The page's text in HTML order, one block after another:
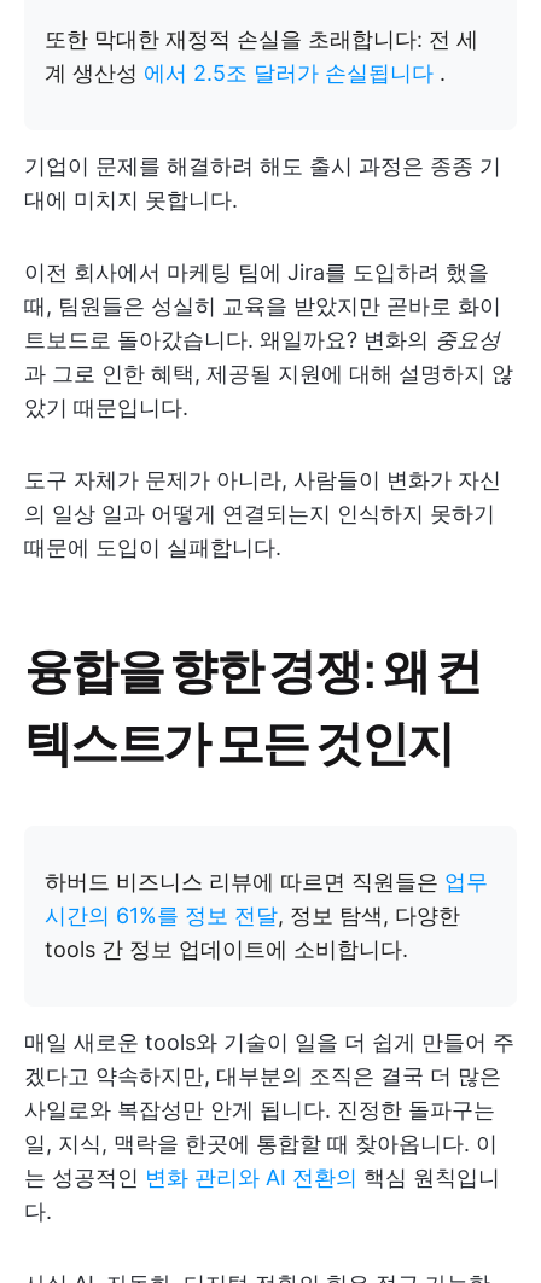
또한 막대한 재정적 손실을 초래합니다: 전 세
계 생산성 에서 2.5조 달러가 손실됩니다 .
기업이 문제를 해결하려 해도 출시 과정은 종종 기
대에 미치지 못합니다.
이전 회사에서 마케팅 팀에 Jira를 도입하려 했을
때, 팀원들은 성실히 교육을 받았지만 곧바로 화이
트보드로 돌아갔습니다. 왜일까요? 변화의 중요성
과 그로 인한 혜택, 제공될 지원에 대해 설명하지 않
았기 때문입니다.
도구 자체가 문제가 아니라, 사람들이 변화가 자신
의 일상 일과 어떻게 연결되는지 인식하지 못하기
때문에 도입이 실패합니다.
융합을 향한 경쟁: 왜 컨
텍스트가 모든 것인지
하버드 비즈니스 리뷰에 따르면 직원들은 업무
시간의 61%를 정보 전달, 정보 탐색, 다양한
tools 간 정보 업데이트에 소비합니다.
매일 새로운 tools와 기술이 일을 더 쉽게 만들어 주
겠다고 약속하지만, 대부분의 조직은 결국 더 많은
사일로와 복잡성만 안게 됩니다. 진정한 돌파구는
일, 지식, 맥락을 한곳에 통합할 때 찾아옵니다. 이
는 성공적인 변화 관리와 AI 전환의 핵심 원칙입니
다.